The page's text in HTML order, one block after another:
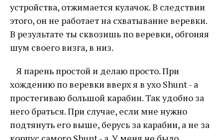
устройства, отжимается кулачок. В следствии
этого, он не работает на схватывание веревки.
В результате ты сквозишь по веревки, обгоняя
шум своего визга, в низ.
Я парень простой и делаю просто. При
хождению по веревки вверх я в ухо Shunt - а
простегиваю большой карабин. Так удобно за
него браться. При случае, если мне нужно
подтянуть его выше, берусь за карабин, а не за